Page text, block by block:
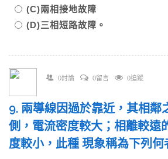
(C)兩相接地故障
(D)三相短路故障。
0討論 0留言 0追蹤
9. 兩導線因過於靠近，其相鄰
側，電流密度較大；相離較遠
度較小，此種 現象稱為下列